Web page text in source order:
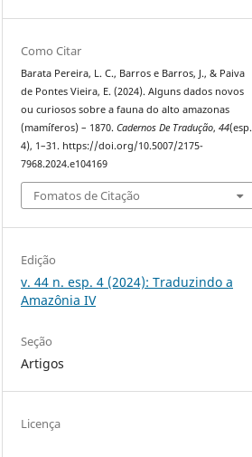
Como Citar
Barata Pereira, L. C., Barros e Barros, J., & Paiva
de Pontes Vieira, E. (2024). Alguns dados novos
ou curiosos sobre a fauna do alto amazonas
(mamíferos) – 1870.Cadernos De Tradução,44(esp.
4), 1–31. https://doi.org/10.5007/2175-
7968.2024.e104169
Fomatos de Citação
Edição
v. 44 n. esp. 4 (2024): Traduzindo a
Amazônia IV
Seção
Artigos
Licença